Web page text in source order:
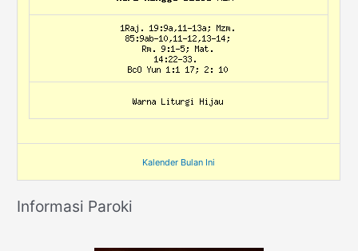
Kalender Bulan Ini
Informasi Paroki